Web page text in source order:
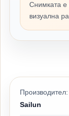
Снимката е
визуална
Производител:
Sailun